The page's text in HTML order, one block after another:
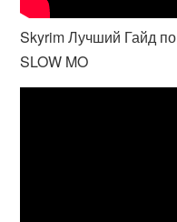
Skyrim Лучший
SLOW MO